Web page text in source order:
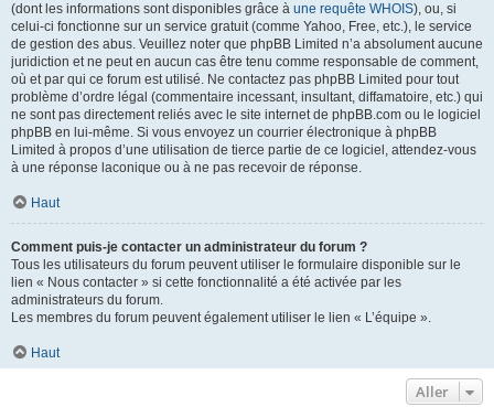
(dont les informations sont disponibles grâce à une requête WHOIS), ou, si
celui-ci fonctionne sur un service gratuit (comme Yahoo, Free, etc.), le service
de gestion des abus. Veuillez noter que phpBB Limited n’a absolument aucune
juridiction et ne peut en aucun cas être tenu comme responsable de comment,
où et par qui ce forum est utilisé. Ne contactez pas phpBB Limited pour tout
problème d’ordre légal (commentaire incessant, insultant, diffamatoire, etc.) qui
ne sont pas directement reliés avec le site internet de phpBB.com ou le logiciel
phpBB en lui-même. Si vous envoyez un courrier électronique à phpBB
Limited à propos d’une utilisation de tierce partie de ce logiciel, attendez-vous
à une réponse laconique ou à ne pas recevoir de réponse.
Haut
Comment puis-je contacter un administrateur du forum ?
Tous les utilisateurs du forum peuvent utiliser le formulaire disponible sur le
lien « Nous contacter » si cette fonctionnalité a été activée par les
administrateurs du forum.
Les membres du forum peuvent également utiliser le lien « L’équipe ».
Haut
Aller